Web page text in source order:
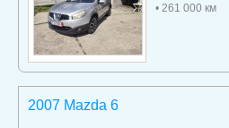
• 261 000 км
2007 Mazda 6